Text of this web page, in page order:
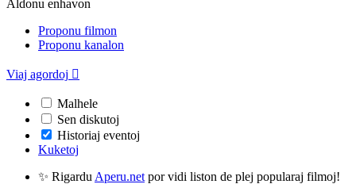
Aldonu enhavon
Proponu filmon
Proponu kanalon
Viaj agordoj 
Malhele
Sen diskutoj
Historiaj eventoj
Kuketoj
✨ Rigardu Aperu.net por vidi liston de plej popularaj filmoj!